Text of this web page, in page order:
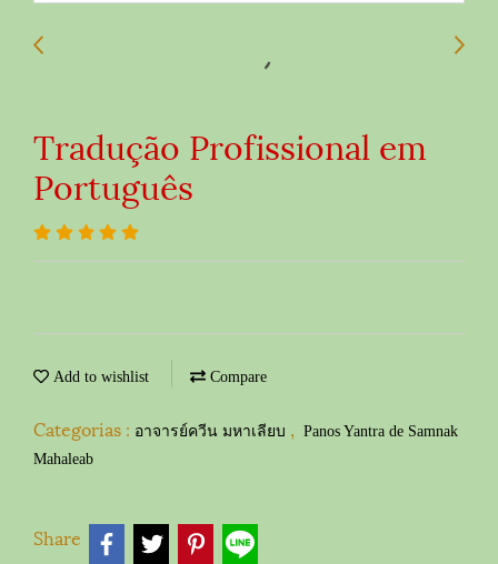
Tradução Profissional em
Português
Add to wishlist Compare
Categorias : อาจารย์ควีน มหาเลียบ , Panos Yantra de Samnak
Mahaleab
Share